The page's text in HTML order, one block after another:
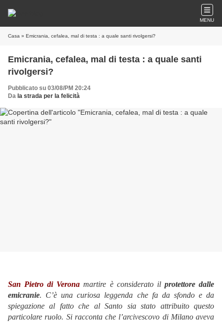
MENU
Casa » Emicrania, cefalea, mal di testa : a quale santi rivolgersi?
Emicrania, cefalea, mal di testa : a quale santi
rivolgersi?
Pubblicato su 03/08/PM 20:24
Da la strada per la felicità
San Pietro di Veronamartire è considerato il protettore dalle
emicranie. C’è una curiosa leggenda che fa da sfondo e da
spiegazione al fatto che al Santo sia stato attribuito questo
particolare ruolo. Si racconta che l’arcivescovo di Milano aveva